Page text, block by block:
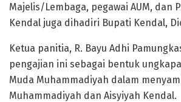
Majelis/Lembaga, pegawai AUM, dan
Kendal juga dihadiri Bupati Kendal,
Ketua panitia, R. Bayu Adhi
pengajian ini sebagai bentuk
Muda Muhammadiyah dalam
Muhammadiyah dan Aisyiyah Kendal.